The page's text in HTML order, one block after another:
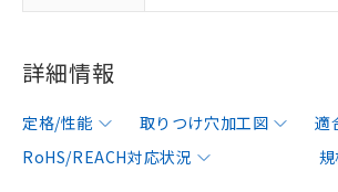
詳細情報
定格/性能 取りつけ穴加工図
適
RoHS/REACH対応状況